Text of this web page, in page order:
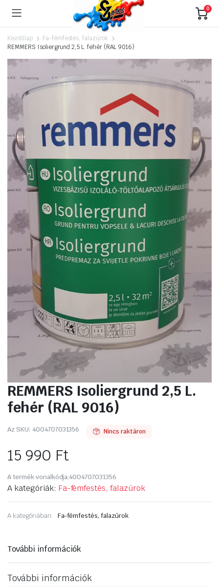
0
Kezdőlap
Fa-fémfestés, falazúrok
REMMERS Isoliergrund 2,5 L. fehér (RAL 9016)
REMMERS Isoliergrund 2,5 L.
fehér (RAL 9016)
Az SKU: 4004707031356 Nincs raktáron
15 990 Ft
A termék vonalkódja:4004707031356
A kategóriák: Fa-fémfestés, falazúrok
A kategóriában: Fa-fémfestés, falazúrok
További információk
További információk